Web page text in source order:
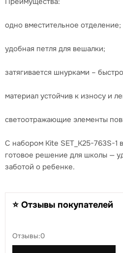
одно вместительное отделение;
удобная петля для вешалки;
затягивается шнурками –
материал устойчив к износу и
светоотражающие элементы
С набором Kite SET_K25-763S-1
готовое решение для школы —
заботой о ребенке.
⭐ Отзывы покупателей
Отзывы:0